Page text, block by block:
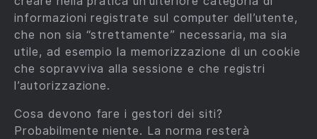
informazioni registrate sul computer dell’utente,
che non sia “strettamente” necessaria, ma sia
utile, ad esempio la memorizzazione di un cookie
che sopravviva alla sessione e che registri
l’autorizzazione.
Cosa devono fare i gestori dei siti?
Probabilmente niente. La norma resterà